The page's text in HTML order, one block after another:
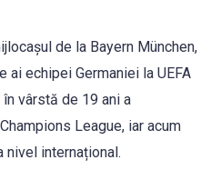
de la Bayern München,
echipei Germaniei la UEFA
vârstă de 19 ani a
League, iar acum
internațional.